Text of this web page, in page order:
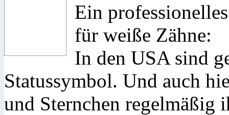
Ein
für weiße Zähne:
In den USA sind
Statussymbol. Und auch
und Sternchen regelmäßig